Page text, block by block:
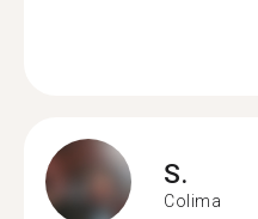
S.
Colima